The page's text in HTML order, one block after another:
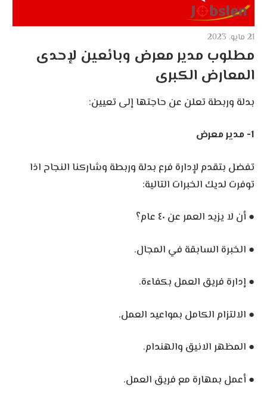
21 مايو، 2023
مطلوب مدير معرض وبائعين لإحدى
المعارض الكبرى
بدلة وربطة تعلن عن حاجتها إلى تعيين:
1- مدير معرض
تفضل بتقدم لإدارة فرع بدلة وربطة وشاركنا النجاح اذا
توفرت لديك الخبرات التالية:
● أن لا يزيد العمر عن ٤٠ عام؟
● الخبرة السابقة في المجال.
● إدارة فريق العمل بكفاءة.
● الالتزام الكامل بمواعيد العمل.
● المظهر الانيق والهندام.
● أعمل بمهارة مع فريق العمل.